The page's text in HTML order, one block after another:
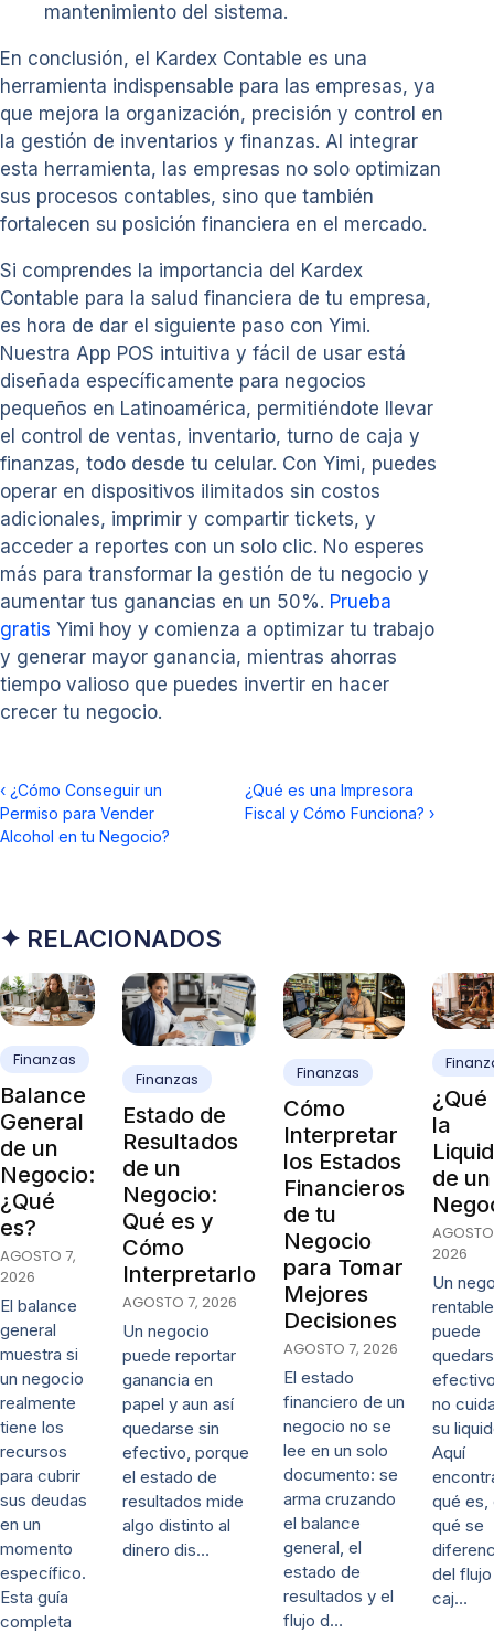
mantenimiento del sistema.
En conclusión, el Kardex Contable es una
herramienta indispensable para las empresas, ya
que mejora la organización, precisión y control en
la gestión de inventarios y finanzas. Al integrar
esta herramienta, las empresas no solo optimizan
sus procesos contables, sino que también
fortalecen su posición financiera en el mercado.
Si comprendes la importancia del Kardex
Contable para la salud financiera de tu empresa,
es hora de dar el siguiente paso con Yimi.
Nuestra App POS intuitiva y fácil de usar está
diseñada específicamente para negocios
pequeños en Latinoamérica, permitiéndote llevar
el control de ventas, inventario, turno de caja y
finanzas, todo desde tu celular. Con Yimi, puedes
operar en dispositivos ilimitados sin costos
adicionales, imprimir y compartir tickets, y
acceder a reportes con un solo clic. No esperes
más para transformar la gestión de tu negocio y
aumentar tus ganancias en un 50%. Prueba
gratis Yimi hoy y comienza a optimizar tu trabajo
y generar mayor ganancia, mientras ahorras
tiempo valioso que puedes invertir en hacer
crecer tu negocio.
‹ ¿Cómo Conseguir un
Permiso para Vender
Alcohol en tu Negocio?
¿Qué es una Impresora
Fiscal y Cómo Funciona? ›
✦ RELACIONADOS
Finanzas
Balance
General
de un
Negocio:
¿Qué
es?
AGOSTO 7,
2026
El balance
general
muestra si
un negocio
realmente
tiene los
recursos
para cubrir
sus deudas
en un
momento
específico.
Esta guía
completa
Finanzas
Estado de
Resultados
de un
Negocio:
Qué es y
Cómo
Interpretarlo
AGOSTO 7, 2026
Un negocio
puede reportar
ganancia en
papel y aun así
quedarse sin
efectivo, porque
el estado de
resultados mide
algo distinto al
dinero dis…
Finanzas
Cómo
Interpretar
los Estados
Financieros
de tu
Negocio
para Tomar
Mejores
Decisiones
AGOSTO 7, 2026
El estado
financiero de un
negocio no se
lee en un solo
documento: se
arma cruzando
el balance
general, el
estado de
resultados y el
flujo d…
¿Qué
la
de un
2026
Un
rentable
puede
no
su
Aquí
qué es,
qué se
del
caj…